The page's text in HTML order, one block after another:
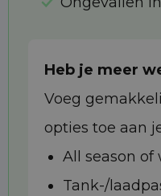
Heb je meer
Voeg
opties toe aan
All season
Tank-/